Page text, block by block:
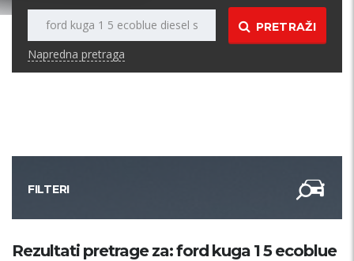
PRETRAŽI
Napredna pretraga
FILTERI
Kategorija
Rezultati pretrage za: ford kuga 1 5 ecoblue